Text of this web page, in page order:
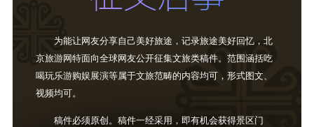
为能让网友分享自己美好旅途，记录旅途美好回忆，北
京旅游网特面向全球网友公开征集文旅类稿件。范围涵括吃
喝玩乐游购娱展演等属于文旅范畴的内容均可，形式图文、
视频均可。
稿件必须原创。稿件一经采用，即有机会获得景区门